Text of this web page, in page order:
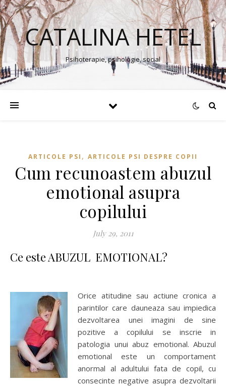
CATALINA HETEL
Psihoterapie, psihologie, social
ARTICOLE PSI , ARTICOLE PSI DESPRE COPII
Cum recunoastem abuzul
emotional asupra
copilului
July 29, 2011
Ce este ABUZUL EMOTIONAL?
Orice atitudine sau actiune cronica a
parintilor care dauneaza sau impiedica
dezvoltarea unei imagini de sine
pozitive a copilului se inscrie in
patologia unui abuz emotional. Abuzul
emotional este un comportament
anormal al adultului fata de copil, cu
consecinte negative asupra dezvoltarii